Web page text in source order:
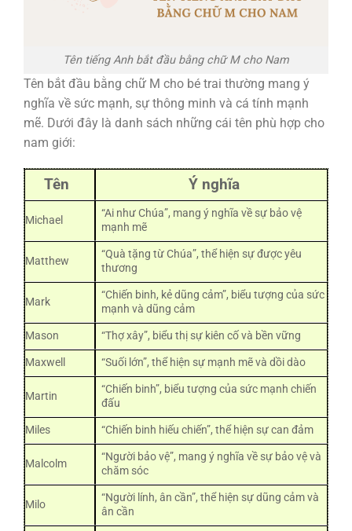
Tên tiếng Anh bắt đầu bằng chữ M cho Nam
Tên bắt đầu bằng chữ M cho bé trai thường mang ý
nghĩa về sức mạnh, sự thông minh và cá tính mạnh
mẽ. Dưới đây là danh sách những cái tên phù hợp cho
nam giới:
Tên Ý nghĩa
Michael
“Ai như Chúa”, mang ý nghĩa về sự bảo vệ
mạnh mẽ
Matthew
“Quà tặng từ Chúa”, thể hiện sự được yêu
thương
Mark
“Chiến binh, kẻ dũng cảm”, biểu tượng của sức
mạnh và dũng cảm
Mason
“Thợ xây”, biểu thị sự kiên cố và bền vững
Maxwell
“Suối lớn”, thể hiện sự mạnh mẽ và dồi dào
Martin
“Chiến binh”, biểu tượng của sức mạnh chiến
đấu
Miles
“Chiến binh hiếu chiến”, thể hiện sự can đảm
Malcolm
“Người bảo vệ”, mang ý nghĩa về sự bảo vệ và
chăm sóc
Milo
“Người lính, ân cần”, thể hiện sự dũng cảm và
ân cần